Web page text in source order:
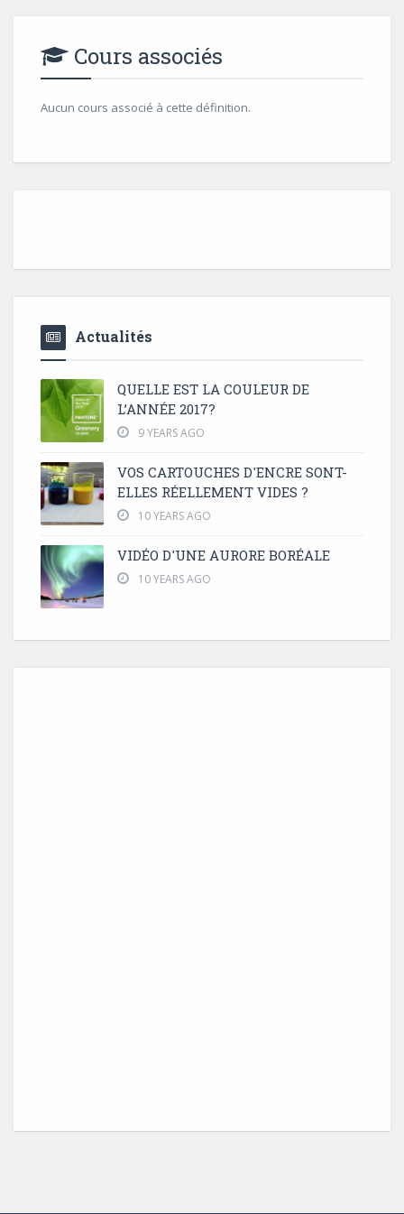
Cours associés
Aucun cours associé à cette définition.
Actualités
QUELLE EST LA COULEUR DE
L’ANNÉE 2017?
9 YEARS AGO
VOS CARTOUCHES D'ENCRE SONT-
ELLES RÉELLEMENT VIDES ?
10 YEARS AGO
VIDÉO D'UNE AURORE BORÉALE
10 YEARS AGO